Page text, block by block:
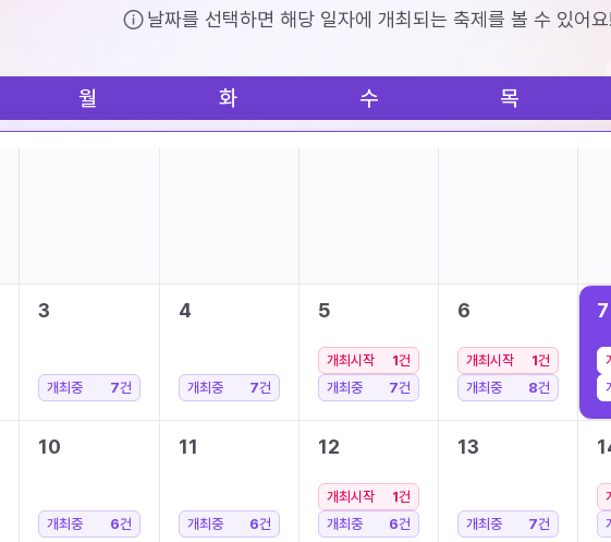
날짜를 선택하면 해당 일자에 개최되는 축제를 볼 수 있어
월 화 수 목
3
개최중 7건
4
개최중 7건
5
개최시작 1건
개최중
7건
6
개최시작 1건
개최중
8건
7
10
개최중 6건
11
개최중 6건
12
개최시작 1건
개최중
6건
13
개최중 7건